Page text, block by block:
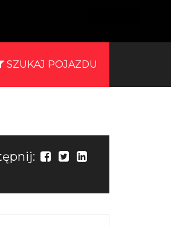
SZUKAJ POJAZDU